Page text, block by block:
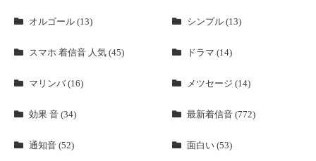
オルゴール (13) シンプル (13)
スマホ 着信音 人気 (45) ドラマ (14)
マリンバ (16) メツセージ (14)
効果 音 (34) 最新着信音 (772)
通知音 (52) 面白い (53)